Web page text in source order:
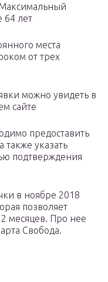
Максимальный
64 лет
места
от трех
можно увидеть в
сайте
предоставить
указать
подтверждения
в ноябре 2018
позволяет
месяцев. Про нее
Свобода.